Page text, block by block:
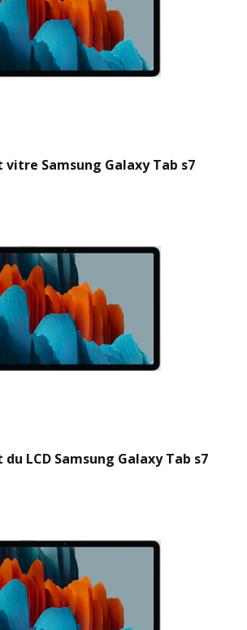
vitre Samsung Galaxy Tab s7
LCD Samsung Galaxy Tab s7